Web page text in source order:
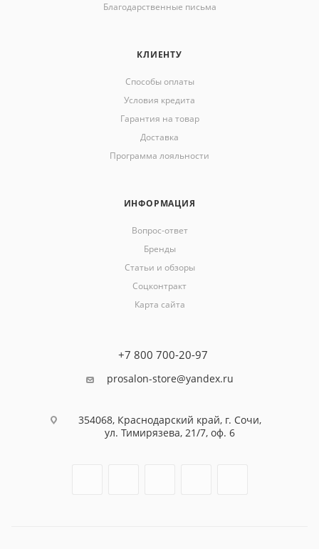
Благодарственные письма
КЛИЕНТУ
Способы оплаты
Условия кредита
Гарантия на товар
Доставка
Программа лояльности
ИНФОРМАЦИЯ
Вопрос-ответ
Бренды
Статьи и обзоры
Соцконтракт
Карта сайта
+7 800 700-20-97
prosalon-store@yandex.ru
354068, Краснодарский край, г. Сочи,
ул. Тимирязева, 21/7, оф. 6